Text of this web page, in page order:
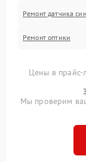
Ремонт датчика
Ремонт оптики
Цены в прайс-
Мы проверим